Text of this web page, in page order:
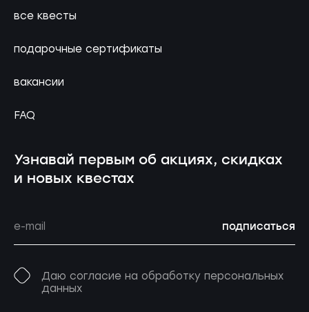
все квесты
подарочные сертификаты
вакансии
FAQ
Узнавай первым об акциях, скидках
и новых квестах
подписаться
Даю согласие на обработку персональных
данных